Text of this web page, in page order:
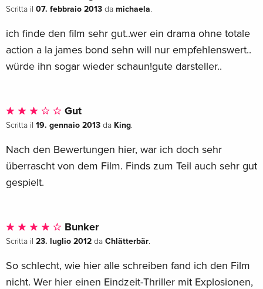
Scritta il 07. febbraio 2013 da michaela.
ich finde den film sehr gut..wer ein drama ohne totale
action a la james bond sehn will nur empfehlenswert..
würde ihn sogar wieder schaun!gute darsteller..
Gut
Scritta il 19. gennaio 2013 da King.
Nach den Bewertungen hier, war ich doch sehr
überrascht von dem Film. Finds zum Teil auch sehr gut
gespielt.
Bunker
Scritta il 23. luglio 2012 da Chlätterbär.
So schlecht, wie hier alle schreiben fand ich den Film
nicht. Wer hier einen Eindzeit-Thriller mit Explosionen,